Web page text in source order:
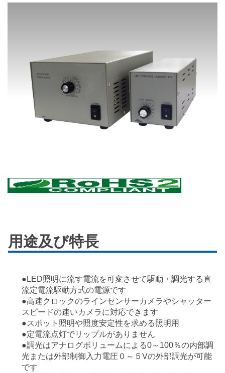
用途及び特長
●LED照明に流す電流を可変させて駆動・調光する直
流定電流駆動方式の電源です
●高速クロックのラインセンサーカメラやシャッター
スピードの速いカメラに対応できます
●スポット照明や照度安定性を求める照明用
●定電流点灯でリップルがありません
●調光はアナログボリュームによる0～100％の内部調
光または外部制御入力電圧０～５Vの外部調光が可能
です